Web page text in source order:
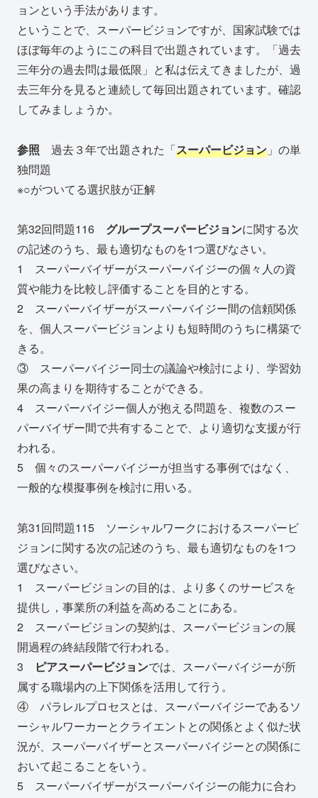
ョンという手法があります。
ということで、スーパービジョンですが、国家試験では
ほぼ毎年のようにこの科目で出題されています。「過去
三年分の過去問は最低限」と私は伝えてきましたが、過
去三年分を見ると連続して毎回出題されています。確認
してみましょうか。
参照 過去３年で出題された「スーパービジョン 」の単
独問題
※○がついてる選択肢が正解
第32回問題116 グループスーパービジョンに関する次
の記述のうち、最も適切なものを1つ選びなさい。
1 スーパーバイザーがスーパーバイジーの個々人の資
質や能力を比較し評価することを目的とする。
2 スーパーバイザーがスーパーバイジー間の信頼関係
を、個人スーパービジョンよりも短時間のうちに構築で
きる。
③ スーパーバイジー同士の議論や検討により、学習効
果の高まりを期待することができる。
4 スーパーバイジー個人が抱える問題を、複数のスー
パーバイザー間で共有することで、より適切な支援が行
われる。
5 個々のスーパーバイジーが担当する事例ではなく、
一般的な模擬事例を検討に用いる。
第31回問題115 ソーシャルワークにおけるスーパービ
ジョンに関する次の記述のうち、最も適切なものを1つ
選びなさい。
1 スーパービジョンの目的は、より多くのサービスを
提供し，事業所の利益を高めることにある。
2 スーパービジョンの契約は、スーパービジョンの展
開過程の終結段階で行われる。
3
ピアスーパービジョンでは、スーパーバイジーが所
属する職場内の上下関係を活用して行う。
④ パラレルプロセスとは、スーパーバイジーであるソ
ーシャルワーカーとクライエントとの関係とよく似た状
況が、スーパーバイザーとスーパーバイジーとの関係に
おいて起こることをいう。
5 スーパーバイザーがスーパーバイジーの能力に合わ